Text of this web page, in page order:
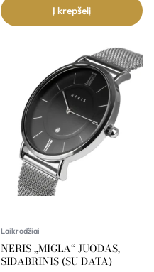
Į krepšelį
Laikrodžiai
NERIS „MIGLA“ JUODAS,
SIDABRINIS (SU DATA)